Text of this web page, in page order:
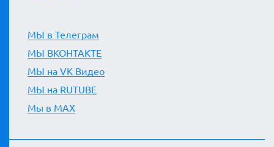
МЫ в Телеграм
МЫ ВКОНТАКТЕ
МЫ на VK Видео
МЫ на RUTUBE
Мы в MAX